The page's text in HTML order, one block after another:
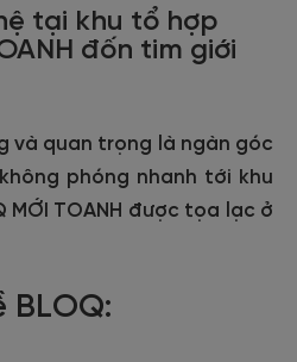
tại khu tổ hợp
đốn tim giới
và quan trọng là ngàn góc
phóng nhanh tới khu
MỚI TOANH được tọa lạc ở
BLOQ: